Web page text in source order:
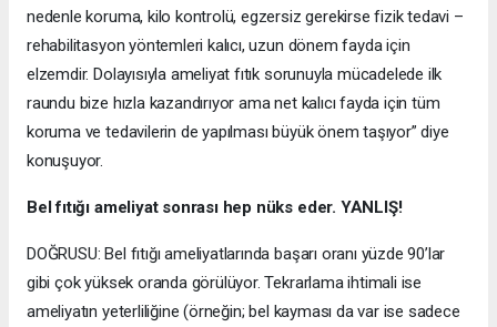
nedenle koruma, kilo kontrolü, egzersiz gerekirse fizik tedavi –
rehabilitasyon yöntemleri kalıcı, uzun dönem fayda için
elzemdir. Dolayısıyla ameliyat fıtık sorunuyla mücadelede ilk
raundu bize hızla kazandırıyor ama net kalıcı fayda için tüm
koruma ve tedavilerin de yapılması büyük önem taşıyor” diye
konuşuyor.
Bel fıtığı ameliyat sonrası hep nüks eder. YANLIŞ!
DOĞRUSU: Bel fıtığı ameliyatlarında başarı oranı yüzde 90’lar
gibi çok yüksek oranda görülüyor. Tekrarlama ihtimali ise
ameliyatın yeterliliğine (örneğin; bel kayması da var ise sadece